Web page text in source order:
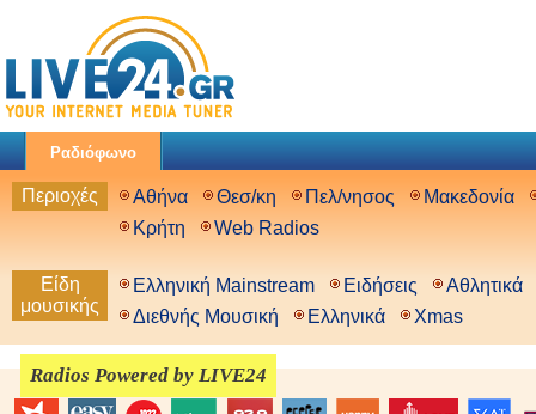
Ραδιόφωνο
Περιοχές Αθήνα Θεσ/κη Πελ/νησος
Μακεδονία
Κρήτη
Web Radios
Είδη
μουσικής
Ελληνική Mainstream Ειδήσεις
Αθλητικά
Διεθνής Μουσική
Ελληνικά Xmas
Radios Powered by LIVE24